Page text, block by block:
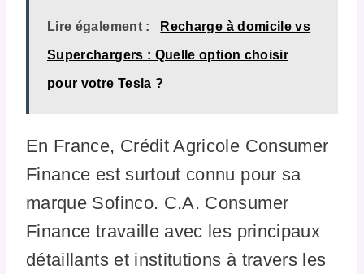
Lire également : Recharge à domicile vs
Superchargers : Quelle option choisir
pour votre Tesla ?
En France, Crédit Agricole Consumer
Finance est surtout connu pour sa
marque Sofinco. C.A. Consumer
Finance travaille avec les principaux
détaillants et institutions à travers les